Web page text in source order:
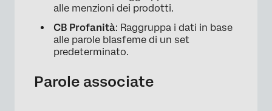
alle menzioni dei prodotti.
CB Profanità: Raggruppa i dati in base
alle parole blasfeme di un set
predeterminato.
Parole associate